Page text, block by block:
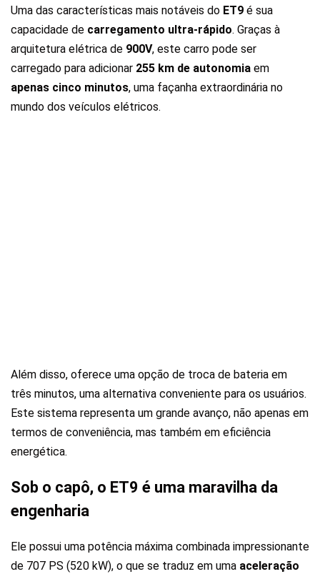
Uma das características mais notáveis do ET9 é sua
capacidade de carregamento ultra-rápido. Graças à
arquitetura elétrica de 900V, este carro pode ser
carregado para adicionar 255 km de autonomia em
apenas cinco minutos, uma façanha extraordinária no
mundo dos veículos elétricos.
Além disso, oferece uma opção de troca de bateria em
três minutos, uma alternativa conveniente para os usuários.
Este sistema representa um grande avanço, não apenas em
termos de conveniência, mas também em eficiência
energética.
Sob o capô, o ET9 é uma maravilha da
engenharia
Ele possui uma potência máxima combinada impressionante
de 707 PS (520 kW), o que se traduz em uma aceleração